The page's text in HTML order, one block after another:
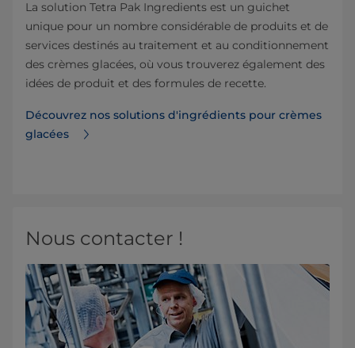
La solution Tetra Pak Ingredients est un guichet
unique pour un nombre considérable de produits et de
services destinés au traitement et au conditionnement
des crèmes glacées, où vous trouverez également des
idées de produit et des formules de recette.
Découvrez nos solutions d'ingrédients pour crèmes
glacées
Nous contacter !